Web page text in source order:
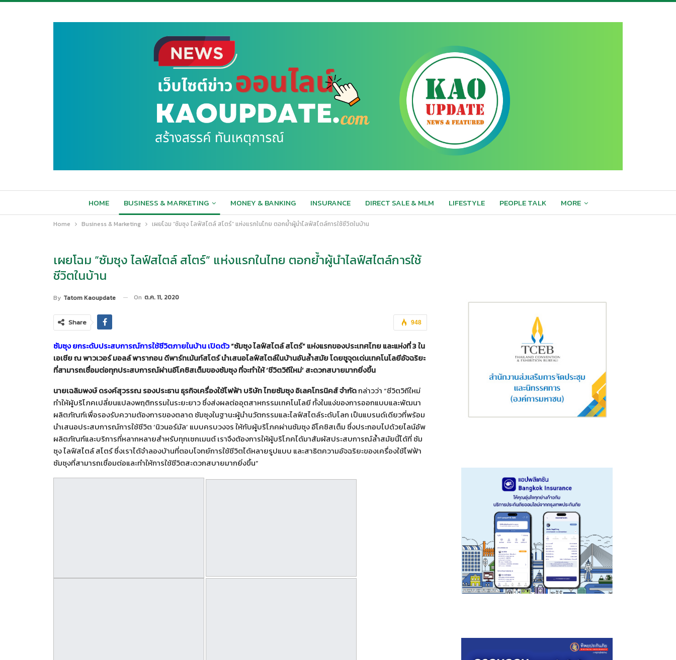
HOME BUSINESS & MARKETING MONEY & BANKING INSURANCE DIRECT SALE & MLM LIFESTYLE PEOPLE TALK MORE
Home Business & Marketing เผยโฉม “ซัมซุง ไลฟ์สไตล์ สโตร์” แห่งแรกในไทย ตอกย้ำผู้นำไลฟ์สไตล์การใช้ชีวิตในบ้าน
เผยโฉม “ซัมซุง ไลฟ์สไตล์ สโตร์” แห่งแรกในไทย ตอกย้ำผู้นำไลฟ์สไตล์การใช้
ชีวิตในบ้าน
By Tatom Kaoupdate On ต.ค. 11, 2020
948
Share
ซัมซุง ยกระดับประสบการณ์การใช้ชีวิตภายในบ้าน เปิดตัว“ซัมซุง ไลฟ์สไตล์ สโตร์” แห่งแรกของประเทศไทย และแห่งที่ 3 ใน
เอเชีย ณ พาวเวอร์ มอลล์ พารากอน ดีพาร์ทเม้นท์สโตร์ นำเสนอไลฟ์สไตล์ในบ้านอันล้ำสมัย โดยชูจุดเด่นเทคโนโลยีอัจฉริยะ
ที่สามารถเชื่อมต่อทุกประสบการณ์ผ่านอีโคซิสเต็มของซัมซุง ที่จะทำให้ ‘ชีวิตวิถีใหม่’ สะดวกสบายมากยิ่งขึ้น
นายเฉลิมพงษ์ ดรงค์สุวรรณ รองประธาน ธุรกิจเครื่องใช้ไฟฟ้า บริษัท ไทยซัมซุง อิเลคโทรนิคส์ จำกัดกล่าวว่า “ชีวิตวิถีใหม่
ทำให้ผู้บริโภคเปลี่ยนแปลงพฤติกรรมในระยะยาว ซึ่งส่งผลต่ออุตสาหกรรมเทคโนโลยี ทั้งในแง่ของการออกแบบและพัฒนา
ผลิตภัณฑ์เพื่อรองรับความต้องการของตลาด ซัมซุงในฐานะผู้นำนวัตกรรมและไลฟ์สไตล์ระดับโลก เป็นแบรนด์เดียวที่พร้อม
นำเสนอประสบการณ์การใช้ชีวิต ‘นิวนอร์มัล’ แบบครบวงจร ให้กับผู้บริโภคผ่านซัมซุง อีโคซิสเต็ม ซึ่งประกอบไปด้วยไลน์อัพ
ผลิตภัณฑ์และบริการที่หลากหลายสำหรับทุกเซกเมนต์ เราจึงต้องการให้ผู้บริโภคได้มาสัมผัสประสบการณ์ล้ำสมัยนี้ได้ที่ ซัม
ซุง ไลฟ์สไตล์ สโตร์ ซึ่งเราได้จำลองบ้านที่ตอบโจทย์การใช้ชีวิตได้หลายรูปแบบ และสาธิตความอัจฉริยะของเครื่องใช้ไฟฟ้า
ซัมซุงที่สามารถเชื่อมต่อและทำให้การใช้ชีวิตสะดวกสบายมากยิ่งขึ้น”